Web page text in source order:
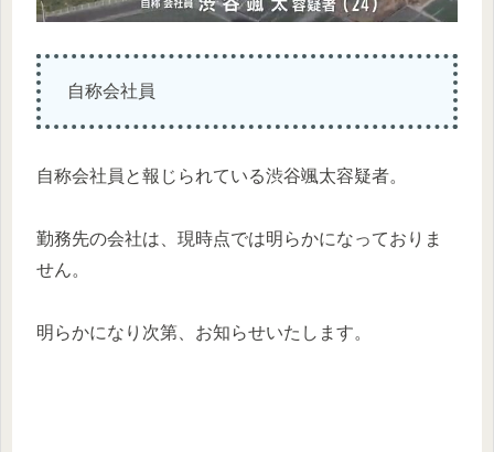
自称会社員
自称会社員と報じられている渋谷颯太容疑者。
勤務先の会社は、現時点では明らかになっておりま
せん。
明らかになり次第、お知らせいたします。